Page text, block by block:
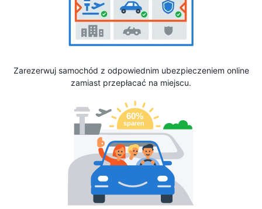
Zarezerwuj samochód z odpowiednim ubezpieczeniem online
zamiast przepłacać na miejscu.